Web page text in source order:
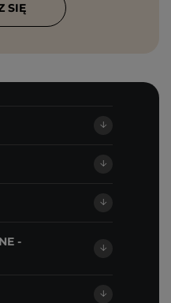
SIĘ
-